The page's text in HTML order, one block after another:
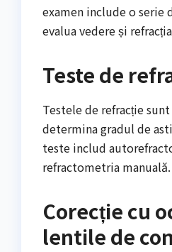
examen include o serie
evalua vedere și
Teste de
Testele de refracție
determina gradul de
teste includ
refractometria manuală.
Corecție cu
lentile de